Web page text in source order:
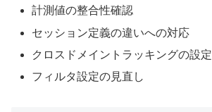
計測値の整合性確認
セッション定義の違いへの対応
クロスドメイントラッキングの設定
フィルタ設定の見直し